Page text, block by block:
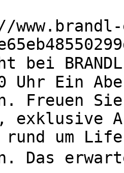
bei
Uhr Ein
Freuen
exklusive
um
Das